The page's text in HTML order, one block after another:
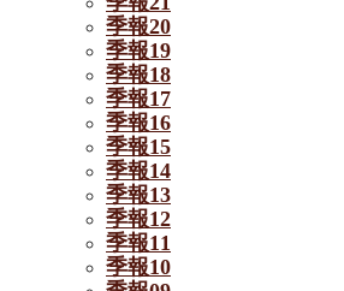
季報20
季報19
季報18
季報17
季報16
季報15
季報14
季報13
季報12
季報11
季報10